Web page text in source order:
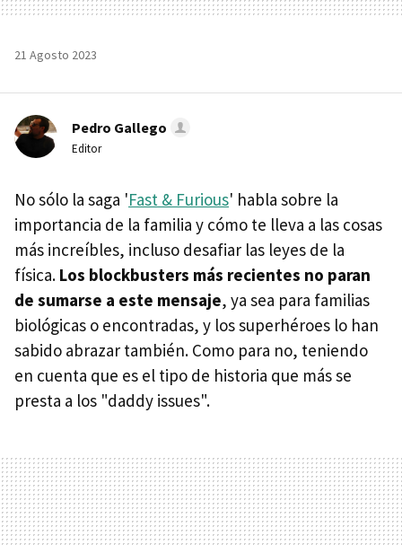
21 Agosto 2023
Pedro Gallego
Editor
No sólo la saga 'Fast & Furious' habla sobre la
importancia de la familia y cómo te lleva a las cosas
más increíbles, incluso desafiar las leyes de la
física. Los blockbusters más recientes no paran
de sumarse a este mensaje, ya sea para familias
biológicas o encontradas, y los superhéroes lo han
sabido abrazar también. Como para no, teniendo
en cuenta que es el tipo de historia que más se
presta a los "daddy issues".